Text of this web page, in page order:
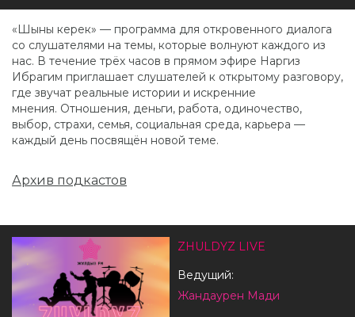
«Шыны керек» — программа для откровенного диалога
со слушателями на темы, которые волнуют каждого из
нас. В течение трёх часов в прямом эфире Наргиз
Ибрагим приглашает слушателей к открытому разговору,
где звучат реальные истории и искренние
мнения. Отношения, деньги, работа, одиночество,
выбор, страхи, семья, социальная среда, карьера —
каждый день посвящён новой теме.
Архив подкастов
ZHULDYZ LIVE
Ведущий:
Жандаурен Мади